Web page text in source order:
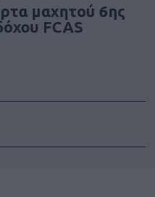
μαχητού 6ης
FCAS